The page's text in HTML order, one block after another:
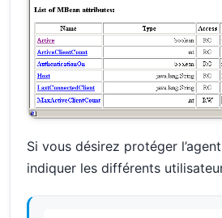
Si vous désirez protéger
indiquer les différents